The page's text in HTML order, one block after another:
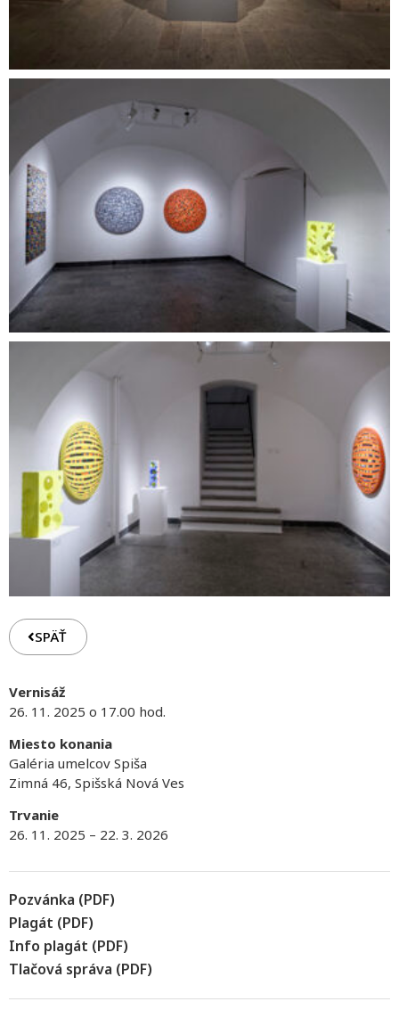
SPÄŤ
Vernisáž
26. 11. 2025 o 17.00 hod.
Miesto konania
Galéria umelcov Spiša
Zimná 46, Spišská Nová Ves
Trvanie
26. 11. 2025 – 22. 3. 2026
Pozvánka (PDF)
Plagát (PDF)
Info plagát (PDF)
Tlačová správa (PDF)